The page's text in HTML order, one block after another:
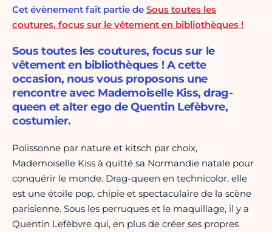
Cet évènement fait partie de Sous toutes les
coutures, focus sur le vêtement en bibliothèques !
Sous toutes les coutures, focus sur le
vêtement en bibliothèques ! A cette
occasion, nous vous proposons une
rencontre avec Mademoiselle Kiss, drag-
queen et alter ego de Quentin Lefèbvre,
costumier.
Polissonne par nature et kitsch par choix,
Mademoiselle Kiss à quitté sa Normandie natale pour
conquérir le monde. Drag-queen en technicolor, elle
est une étoile pop, chipie et spectaculaire de la scène
parisienne. Sous les perruques et le maquillage, il y a
Quentin Lefèbvre qui, en plus de créer ses propres